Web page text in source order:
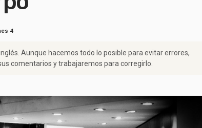
4
Aunque hacemos todo lo posible para evitar errores,
comentarios y trabajaremos para corregirlo.